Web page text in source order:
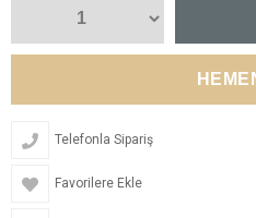
Telefonla Sipariş
Favorilere Ekle